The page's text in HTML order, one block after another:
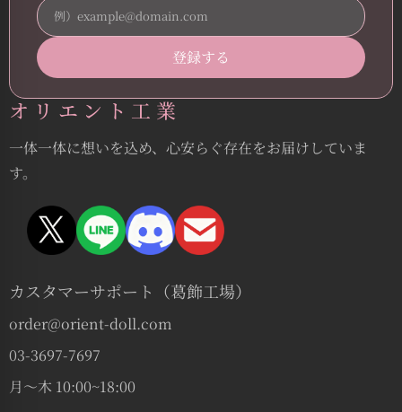
オリエント工業
一体一体に想いを込め、心安らぐ存在をお届けしていま
す。
カスタマーサポート（葛飾工場）
order@orient-doll.com
03-3697-7697
月〜木 10:00~18:00